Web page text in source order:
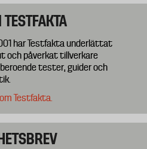
TESTFAKTA
har Testfakta underlättat
och påverkat tillverkare
tester, guider och
Testfakta.